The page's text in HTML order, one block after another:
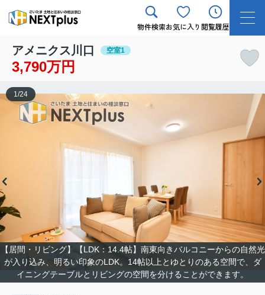
物件検索お気に入り 閲覧履歴
アメニクス川口 空室1
3,790万円
【居間・リビング】【LDK：14.4帖】南東向きバルコニーからの自然光
が入り込み、明るい印象のLDK。14帖以上とゆとりのある空間で、ダ
イニングテーブルとリビングの空間を分けることができます。
1 /24